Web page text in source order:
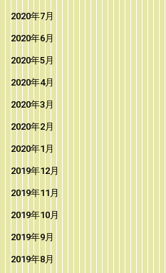
2020年7月
2020年6月
2020年5月
2020年4月
2020年3月
2020年2月
2020年1月
2019年12月
2019年11月
2019年10月
2019年9月
2019年8月